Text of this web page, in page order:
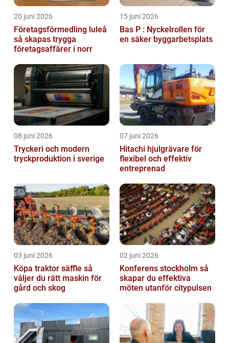
20 juni 2026
Företagsförmedling luleå
så skapas trygga
företagsaffärer i norr
15 juni 2026
Bas P : Nyckelrollen för
en säker byggarbetsplats
08 juni 2026
Tryckeri och modern
tryckproduktion i sverige
07 juni 2026
Hitachi hjulgrävare för
flexibel och effektiv
entreprenad
03 juni 2026
Köpa traktor säffle så
väljer du rätt maskin för
gård och skog
02 juni 2026
Konferens stockholm så
skapar du effektiva
möten utanför citypulsen